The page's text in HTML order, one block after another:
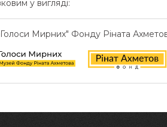
у вигляді:
Мирних" Фонду Ріната